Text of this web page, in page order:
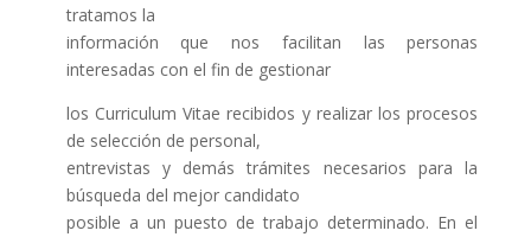
tratamos la
información que nos facilitan las personas
interesadas con el fin de gestionar
los Curriculum Vitae recibidos y realizar los procesos
de selección de personal,
entrevistas y demás trámites necesarios para la
búsqueda del mejor candidato
posible a un puesto de trabajo determinado. En el